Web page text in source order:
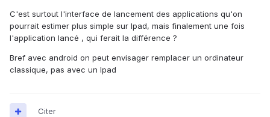
C'est surtout l'interface de lancement des applications qu'on
pourrait estimer plus simple sur Ipad, mais finalement une fois
l'application lancé , qui ferait la différence ?
Bref avec android on peut envisager remplacer un ordinateur
classique, pas avec un Ipad
Citer